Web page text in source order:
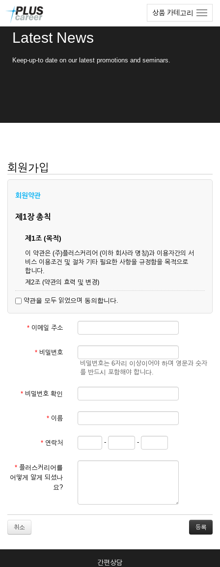
상품 카테고리
Latest News
Keep-up-to date on our latest promotions and seminars.
회원가입
회원약관
제1장 총칙
제1조 (목적)
이 약관은 (주)플러스커리어 (이하 회사라 명칭)과 이용자간의 서
비스 이용조건 및 절차 기타 필요한 사항을 규정함을 목적으로
합니다.
제2조 (약관의 효력 및 변경)
업상 중요 하거나 합리적인 사유가 발생할 경우 온라인 공사를
통하여 변경할 수 있습니다.
② 회원은 변경된 약관에 동의하지 않을 경우 서비스 이용을 중
단하고 이용계약을 해지할 수 있습니다. 약관의 효력 발생일 이
것으로 간주됩니다.
제3조 (약관의 외 준칙)
관계법령의 규정에 따릅니다.
① 서비스 이용계약은 서비스 이용 희망자가 본 약관에 동의한
를 심사, 승낙함으로써 성립하며, 회사는 신청자의 실명 확인 절
차를 밟을 수 있습니다.
② 회원가입시 입력한 ID는 변경할 수 없으며, 회원 1인당 한 개
의 ID가 발급됩니다. 부득이한 경우로 인해 변경하고자 하는 경
거절하거나 취소할 수 있으며, 실명으로 등록하지 않은 자의 일
2. 개인정보를 허위로 기재하여 신청할 경우
3. 경쟁 관게에 있는 이용자가 신청할 경우
약관을 모두 읽었으며 동의합니다.
* 이메일 주소
* 비밀번호
비밀번호는 6자리 이상이어야 하며 영문과 숫자
를 반드시 포함해야 합니다.
* 비밀번호 확인
* 이름
* 연락처 - -
* 플러스커리어를
어떻게 알게 되셨나
요?
취소
간편상담